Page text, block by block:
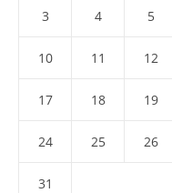
3 4 5
10 11 12
17 18 19
24 25 26
31